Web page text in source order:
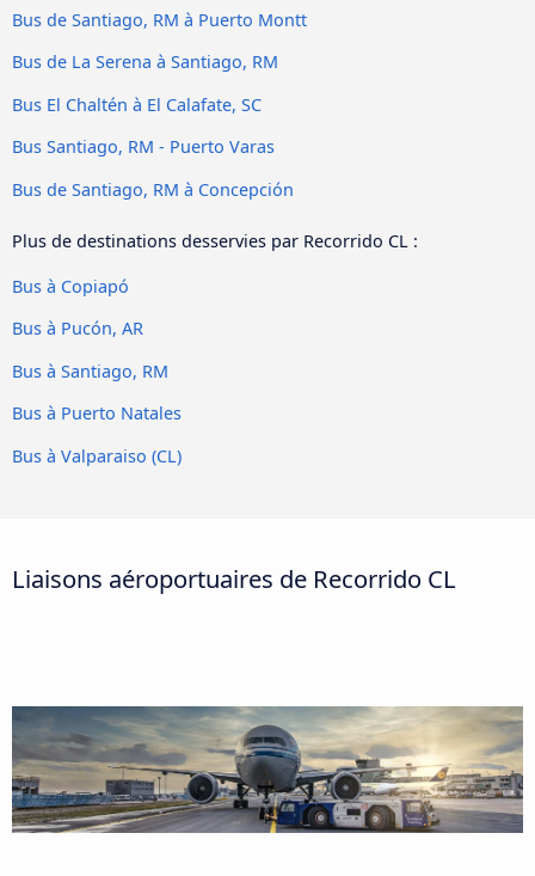
Bus de Santiago, RM à Puerto Montt
Bus de La Serena à Santiago, RM
Bus El Chaltén à El Calafate, SC
Bus Santiago, RM - Puerto Varas
Bus de Santiago, RM à Concepción
Plus de destinations desservies par Recorrido CL :
Bus à Copiapó
Bus à Pucón, AR
Bus à Santiago, RM
Bus à Puerto Natales
Bus à Valparaiso (CL)
Liaisons aéroportuaires de Recorrido CL